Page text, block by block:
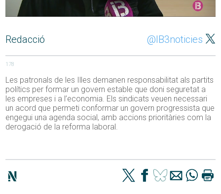
Redacció @IB3noticies
178
Les patronals de les Illes demanen responsabilitat als partits
polítics per formar un govern estable que doni seguretat a
les empreses i a l’economia. Els sindicats veuen necessari
un acord que permeti conformar un govern progressista que
engegui una agenda social, amb accions prioritàries com la
derogació de la reforma laboral.